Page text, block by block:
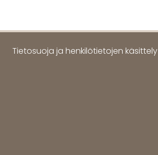
Tietosuoja ja henkilötietojen käsittely